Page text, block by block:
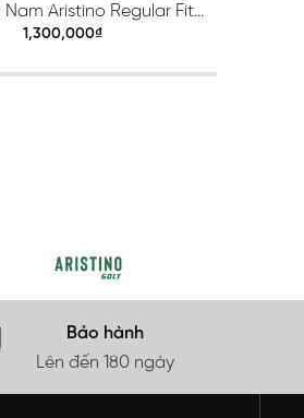
Nam Aristino Regular Fit
ATR203S0H2
1,300,000₫
Bảo hành
Lên đến 180 ngày